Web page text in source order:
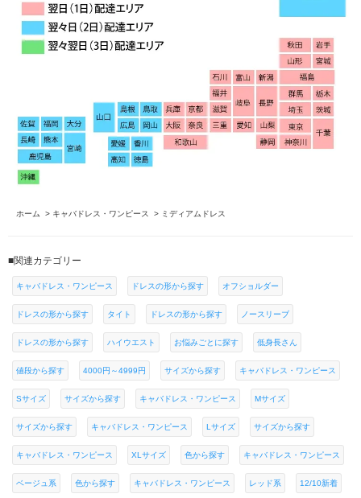
ホーム > キャバドレス・ワンピース > ミディアムドレス
■関連カテゴリー
キャバドレス・ワンピース ドレスの形から探す オフショルダー
ドレスの形から探す タイト ドレスの形から探す ノースリーブ
ドレスの形から探す ハイウエスト お悩みごとに探す 低身長さん
値段から探す 4000円～4999円 サイズから探す キャバドレス・ワンピース
Sサイズ サイズから探す キャバドレス・ワンピース Mサイズ
サイズから探す キャバドレス・ワンピース Lサイズ サイズから探す
キャバドレス・ワンピース XLサイズ 色から探す キャバドレス・ワンピース
ベージュ系 色から探す キャバドレス・ワンピース レッド系 12/10新着